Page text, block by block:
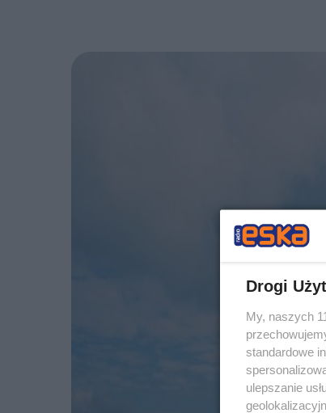
Drogi
My, naszych
standardowe
ulepszanie